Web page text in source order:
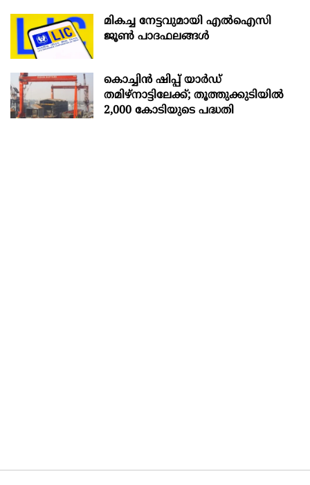
മികച്ച നേട്ടവുമായി എൽഐസി
ജൂൺ പാദഫലങ്ങൾ
കൊച്ചിന്‍ ഷിപ്പ് യാർഡ്
തമിഴ്നാട്ടിലേക്ക്; തൂത്തുക്കുടിയിൽ
2,000 കോടിയുടെ പദ്ധതി